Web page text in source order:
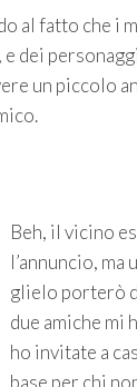
al fatto
personaggi
un piccolo
Beh, il vicino
l’annuncio,
glielo porterò
due amiche mi
ho invitate a
base per chi